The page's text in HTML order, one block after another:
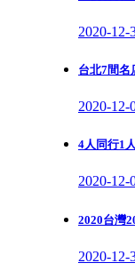
2020-12-
台北7間名
2020-12-
4人同行1
2020-12-
2020台灣
2020-12-